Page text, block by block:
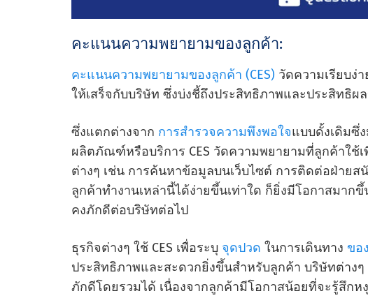
คะแนนความพยายามของลูกค้า:
คะแนนความพยายามของลูกค้า (CES) วัดความเรียบง่
ให้เสร็จกับบริษัท ซึ่งบ่งชี้ถึงประสิทธิภาพและประสิทธิผ
ซึ่งแตกต่างจาก การสํารวจความพึงพอใจแบบดั้งเดิมซึ่
ผลิตภัณฑ์หรือบริการ CES วัดความพยายามที่ลูกค้าใช้
ต่างๆ เช่น การค้นหาข้อมูลบนเว็บไซต์ การติดต่อฝ่าย
ลูกค้าทํางานเหล่านี้ได้ง่ายขึ้นเท่าใด ก็ยิ่งมีโอกาสมาก
คงภักดีต่อบริษัทต่อไป
ธุรกิจต่างๆ ใช้ CES เพื่อระบุ จุดปวด ในการเดินทาง ขอ
ประสิทธิภาพและสะดวกยิ่งขึ้นสําหรับลูกค้า บริษัทต่าง
ภักดีโดยรวมได้ เนื่องจากลูกค้ามีโอกาสน้อยที่จะรู้สึก